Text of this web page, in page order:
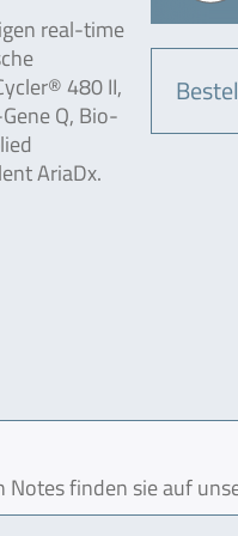
real-time
480 II,
Q, Bio-
AriaDx.
Notes finden sie auf